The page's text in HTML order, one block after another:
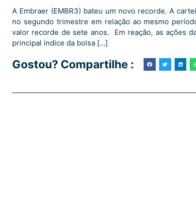
A Embraer (EMBR3) bateu um novo recorde. A
no segundo trimestre em relação ao mesmo
valor recorde de sete anos. Em reação, as ações
principal índice da bolsa […]
Gostou? Compartilhe :